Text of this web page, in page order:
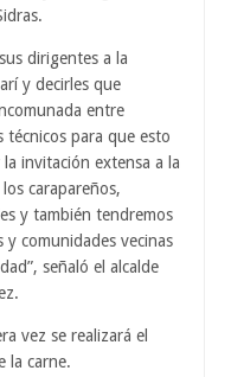
dirigentes a la
y decirles que
entre
técnicos para que esto
invitación extensa a la
carapareños,
y también tendremos
y comunidades vecinas
señaló el alcalde
vez se realizará el
la carne.